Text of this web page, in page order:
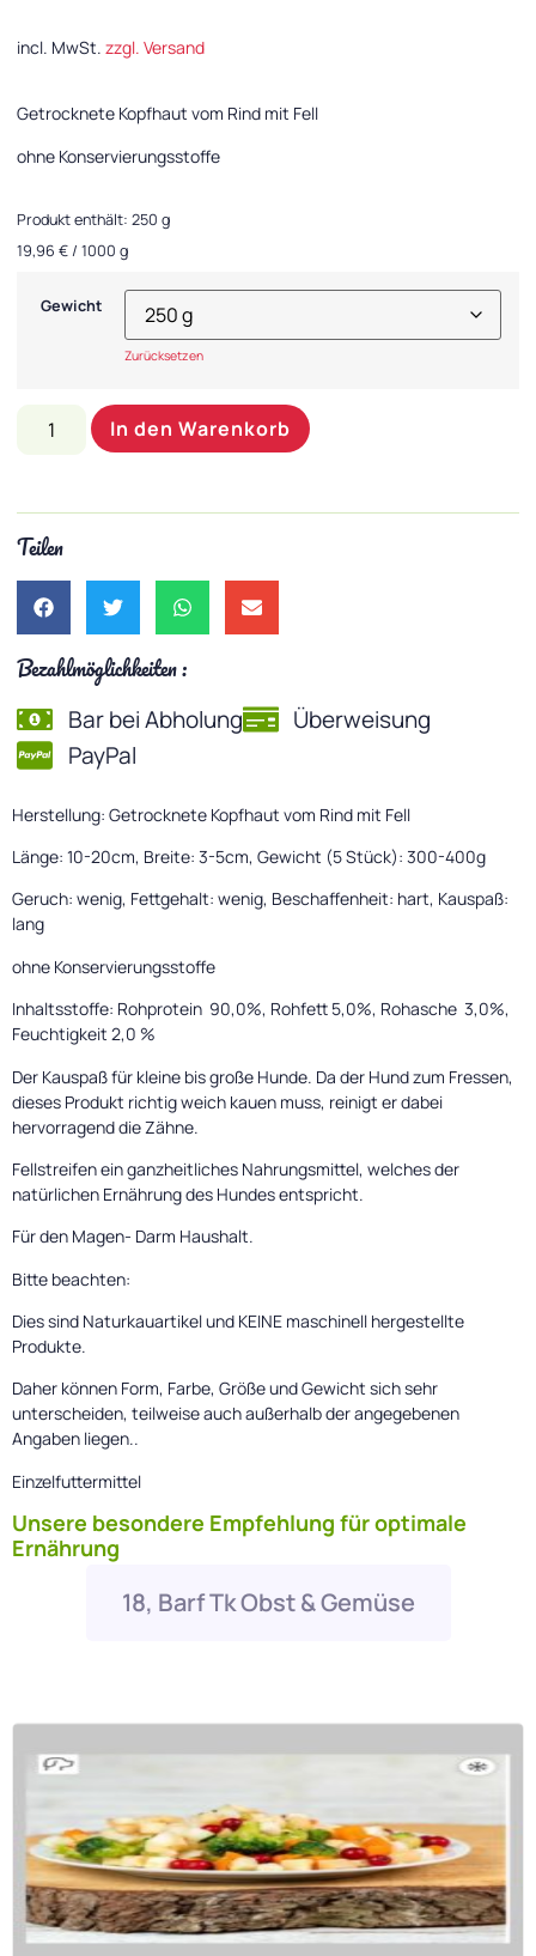
incl. MwSt. zzgl. Versand
Getrocknete Kopfhaut vom Rind mit Fell
ohne Konservierungsstoffe
Produkt enthält: 250 g
19,96 €/ 1000 g
Gewicht
Zurücksetzen
In den Warenkorb
Teilen
Bezahlmöglichkeiten :
Bar bei Abholung
Überweisung
PayPal
Herstellung: Getrocknete Kopfhaut vom Rind mit Fell
Länge: 10-20cm, Breite: 3-5cm, Gewicht (5 Stück): 300-400g
Geruch: wenig, Fettgehalt: wenig, Beschaffenheit: hart, Kauspaß:
lang
ohne Konservierungsstoffe
Inhaltsstoffe: Rohprotein 90,0%, Rohfett 5,0%, Rohasche 3,0%,
Feuchtigkeit 2,0 %
Der Kauspaß für kleine bis große Hunde. Da der Hund zum Fressen,
dieses Produkt richtig weich kauen muss, reinigt er dabei
hervorragend die Zähne.
Fellstreifen ein ganzheitliches Nahrungsmittel, welches der
natürlichen Ernährung des Hundes entspricht.
Für den Magen- Darm Haushalt.
Bitte beachten:
Dies sind Naturkauartikel und KEINE maschinell hergestellte
Produkte.
Daher können Form, Farbe, Größe und Gewicht sich sehr
unterscheiden, teilweise auch außerhalb der angegebenen
Angaben liegen..
Einzelfuttermittel
Unsere besondere Empfehlung für optimale
Ernährung
18, Barf Tk Obst & Gemüse